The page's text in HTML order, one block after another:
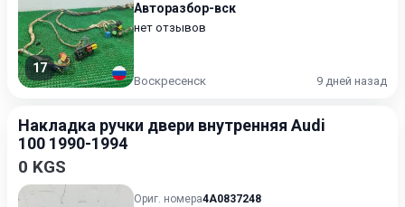
17
Авторазбор-вск
нет отзывов
Воскресенск 9 дней назад
Накладка ручки двери внутренняя Audi
100 1990-1994
0 KGS
Ориг. номера4A0837248